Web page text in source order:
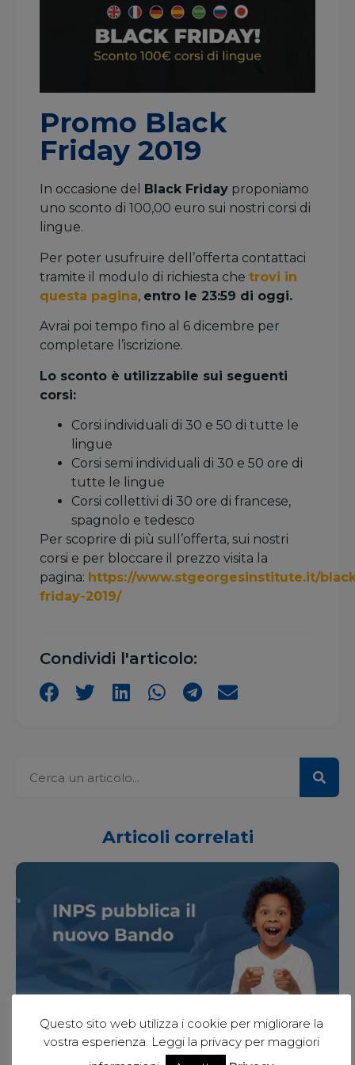
Promo Black
Friday 2019
In occasione del Black Friday proponiamo
uno sconto di 100,00 euro sui nostri corsi di
lingue.
Per poter usufruire dell’offerta contattaci
tramite il modulo di richiesta che trovi in
questa pagina, entro le 23:59 di oggi.
Avrai poi tempo fino al 6 dicembre per
completare l’iscrizione.
Lo sconto è utilizzabile sui seguenti
corsi:
Corsi individuali di 30 e 50 di tutte le
lingue
Corsi semi individuali di 30 e 50 ore di
tutte le lingue
Corsi collettivi di 30 ore di francese,
spagnolo e tedesco
Per scoprire di più sull’offerta, sui nostri
corsi e per bloccare il prezzo visita la
pagina: https://www.stgeorgesinstitute.it/
friday-2019/
Condividi l'articolo:
Articoli correlati
INPS pubblica il nuovo Bando
Questo sito web utilizza i cookie per migliorare la
vostra esperienza. Leggi la privacy per maggiori